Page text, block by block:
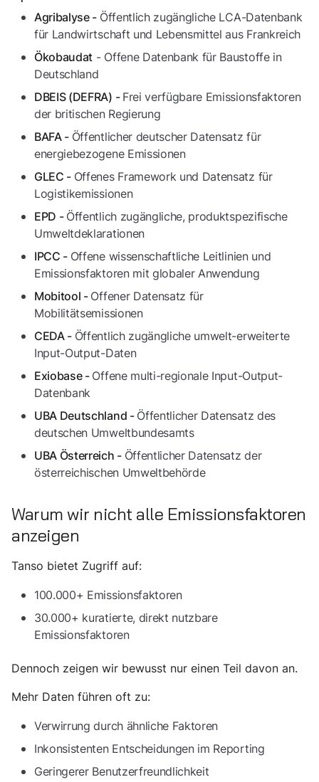
Agribalyse - Öffentlich zugängliche LCA-Datenbank
für Landwirtschaft und Lebensmittel aus Frankreich
Ökobaudat - Offene Datenbank für Baustoffe in
Deutschland
DBEIS (DEFRA) - Frei verfügbare Emissionsfaktoren
der britischen Regierung
BAFA - Öffentlicher deutscher Datensatz für
energiebezogene Emissionen
GLEC - Offenes Framework und Datensatz für
Logistikemissionen
EPD - Öffentlich zugängliche, produktspezifische
Umweltdeklarationen
IPCC - Offene wissenschaftliche Leitlinien und
Emissionsfaktoren mit globaler Anwendung
Mobitool - Offener Datensatz für
Mobilitätsemissionen
CEDA - Öffentlich zugängliche umwelt-erweiterte
Input-Output-Daten
Exiobase - Offene multi-regionale Input-Output-
Datenbank
UBA Deutschland - Öffentlicher Datensatz des
deutschen Umweltbundesamts
UBA Österreich - Öffentlicher Datensatz der
österreichischen Umweltbehörde
Warum wir nicht alle Emissionsfaktoren
anzeigen
Tanso bietet Zugriff auf:
100.000+ Emissionsfaktoren
30.000+ kuratierte, direkt nutzbare
Emissionsfaktoren
Dennoch zeigen wir bewusst nur einen Teil davon an.
Mehr Daten führen oft zu:
Verwirrung durch ähnliche Faktoren
Inkonsistenten Entscheidungen im Reporting
Geringerer Benutzerfreundlichkeit